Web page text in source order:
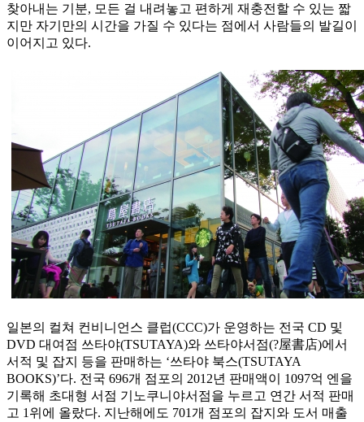
찾아내는 기분, 모든 걸 내려놓고 편하게 재충전할 수 있는 짧
지만 자기만의 시간을 가질 수 있다는 점에서 사람들의 발길이
이어지고 있다.
일본의 컬쳐 컨비니언스 클럽(CCC)가 운영하는 전국 CD 및
DVD 대여점 쓰타야(TSUTAYA)와 쓰타야서점(?屋書店)에서
서적 및 잡지 등을 판매하는 ‘쓰타야 북스(TSUTAYA
BOOKS)’다. 전국 696개 점포의 2012년 판매액이 1097억 엔을
기록해 초대형 서점 기노쿠니야서점을 누르고 연간 서적 판매
고 1위에 올랐다. 지난해에도 701개 점포의 잡지와 도서 매출